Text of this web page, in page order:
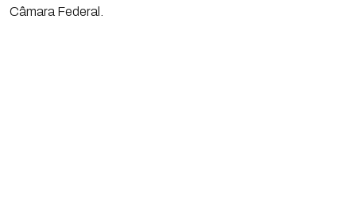
Câmara Federal.